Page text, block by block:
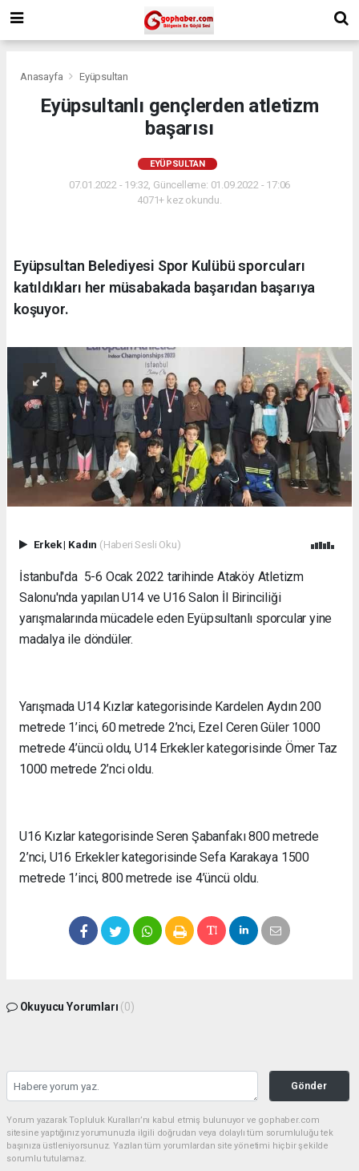
Anasayfa Eyüpsultan
Eyüpsultanlı gençlerden atletizm
başarısı
EYÜPSULTAN
07.01.2022 - 19:32, Güncelleme: 01.09.2022 - 17:06
4071+ kez okundu.
Eyüpsultan Belediyesi Spor Kulübü sporcuları
katıldıkları her müsabakada başarıdan başarıya
koşuyor.
Erkek| Kadın (Haberi Sesli Oku)
İstanbul'da 5-6 Ocak 2022 tarihinde Ataköy Atletizm
Salonu'nda yapılan U14 ve U16 Salon İl Birinciliği
yarışmalarında mücadele eden Eyüpsultanlı sporcular yine
madalya ile döndüler.
Yarışmada U14 Kızlar kategorisinde Kardelen Aydın 200
metrede 1’inci, 60 metrede 2’nci, Ezel Ceren Güler 1000
metrede 4’üncü oldu, U14 Erkekler kategorisinde Ömer Taz
1000 metrede 2’nci oldu.
U16 Kızlar kategorisinde Seren Şabanfakı 800 metrede
2’nci, U16 Erkekler kategorisinde Sefa Karakaya 1500
metrede 1’inci, 800 metrede ise 4’üncü oldu.
Okuyucu Yorumları (0)
Gönder
Yorum yazarak Topluluk Kuralları’nı kabul etmiş bulunuyor ve gophaber.com
sitesine yaptığınız yorumunuzla ilgili doğrudan veya dolaylı tüm sorumluluğu tek
başınıza üstleniyorsunuz. Yazılan tüm yorumlardan site yönetimi hiçbir şekilde
sorumlu tutulamaz.